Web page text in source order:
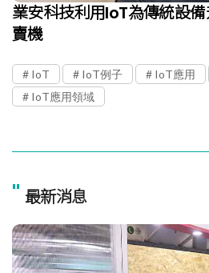
業安科技利用IoT為傳統設
賣機
IoT IoT例子 IoT應用
IoT應用領域
" 最新消息